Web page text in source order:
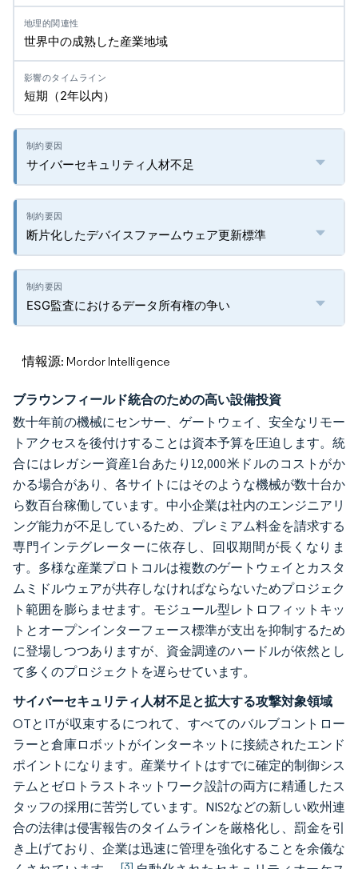
世界中の成熟した産業地域
短期（2年以内）
サイバーセキュリティ人材不足
断片化したデバイスファームウェア更新標準
ESG監査におけるデータ所有権の争い
情報源: Mordor Intelligence
ブラウンフィールド統合のための高い設備投資
数十年前の機械にセンサー、ゲートウェイ、安全なリモー
トアクセスを後付けすることは資本予算を圧迫します。統
合にはレガシー資産1台あたり12,000米ドルのコストがか
かる場合があり、各サイトにはそのような機械が数十台か
ら数百台稼働しています。中小企業は社内のエンジニアリ
ング能力が不足しているため、プレミアム料金を請求する
専門インテグレーターに依存し、回収期間が長くなりま
す。多様な産業プロトコルは複数のゲートウェイとカスタ
ムミドルウェアが共存しなければならないためプロジェク
ト範囲を膨らませます。モジュール型レトロフィットキッ
トとオープンインターフェース標準が支出を抑制するため
に登場しつつありますが、資金調達のハードルが依然とし
て多くのプロジェクトを遅らせています。
サイバーセキュリティ人材不足と拡大する攻撃対象領域
OTとITが収束するにつれて、すべてのバルブコントロー
ラーと倉庫ロボットがインターネットに接続されたエンド
ポイントになります。産業サイトはすでに確定的制御シス
テムとゼロトラストネットワーク設計の両方に精通したス
タッフの採用に苦労しています。NIS2などの新しい欧州連
合の法律は侵害報告のタイムラインを厳格化し、罰金を引
き上げており、企業は迅速に管理を強化することを余儀な
[3]